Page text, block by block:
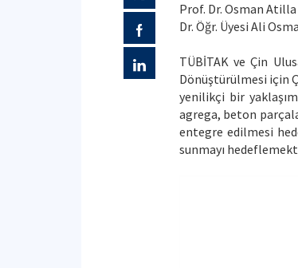
Prof. Dr. Osman Atilla
Dr. Öğr. Üyesi Ali
TÜBİTAK ve Çin
Dönüştürülmesi için
yenilikçi bir
agrega, beton
entegre edilmesi
sunmayı